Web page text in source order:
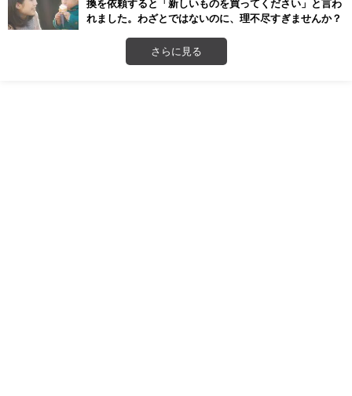
換を依頼すると「新しいものを買ってください」と言わ
れました。わざとではないのに、理不尽すぎませんか？
さらに見る